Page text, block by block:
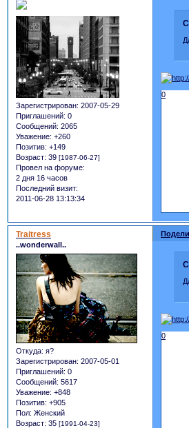
Зарегистрирован: 2007-05-29
Приглашений: 0
Сообщений: 2065
Уважение: +260
Позитив: +149
Возраст: 39 [1987-06-27]
Провел на форуме:
2 дня 16 часов
Последний визит:
2011-06-28 13:13:34
0
Traitress
..wonderwall..
Откуда: я?
Зарегистрирован: 2007-05-01
Приглашений: 0
Сообщений: 5617
Уважение: +848
Позитив: +905
Пол: Женский
Возраст: 35 [1991-04-23]
0